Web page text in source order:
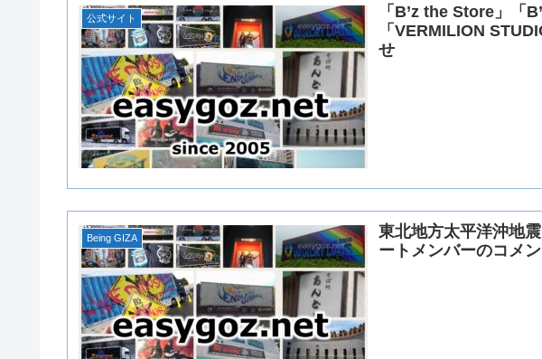
公式サイト
「B’z the Store」「
「VERMILION
せ
Being GIZA
東北地方太平洋沖地
ートメンバーのコメ